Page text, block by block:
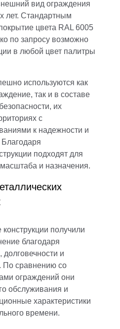
вид ограждения
лет. Стандартным
цвета RAL 6005
по запросу возможно
в любой цвет палитры
используются как
так и в составе
их
с
к надежности и
подходят для
и назначения.
получили
благодаря
долговечности и
По сравнению со
ограждений они
обслуживания и
характеристики
времени.